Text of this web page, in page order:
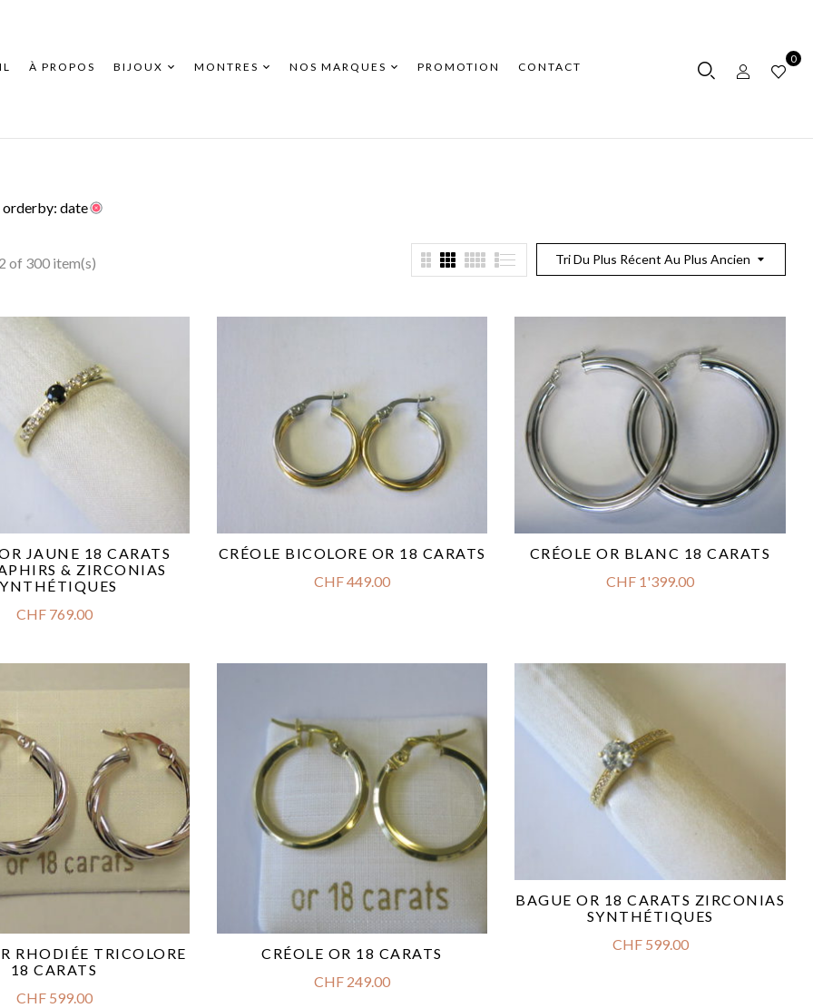
À PROPOS BIJOUX MONTRES NOS MARQUES PROMOTION CONTACT
0
orderby: date
Tri Du Plus Récent Au Plus Ancien
of 300 item(s)
JAUNE 18 CARATS
& ZIRCONIAS
CHF769.00
CRÉOLE BICOLORE OR 18 CARATS
CHF449.00
CRÉOLE OR BLANC 18 CARATS
CHF 1'399.00
RHODIÉE TRICOLORE
18 CARATS
CHF599.00
CRÉOLE OR 18 CARATS
CHF 249.00
BAGUE OR 18 CARATS ZIRCONIAS
SYNTHÉTIQUES
CHF599.00